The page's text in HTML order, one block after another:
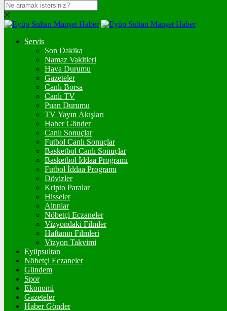
DOLAR
47,7115$% 0.16
EURO
% -0.01
STERLİN
% 0.08
GRAM ALTIN
%0,87
%0,61
BİTCOİN
฿%-0.5
ETHEREUM
%0
TETHER
47.65
$%0
Servis
Son Dakika
Namaz Vakitleri
Hava Durumu
Gazeteler
Canlı Borsa
Canlı TV
Puan Durumu
TV Yayın Akışları
Haber Gönder
Canlı Sonuçlar
Futbol Canlı Sonuçlar
Basketbol Canlı Sonuçlar
Basketbol İddaa Programı
Futbol İddaa Programı
Dövizler
Kripto Paralar
Hisseler
Altınlar
Nöbetçi Eczaneler
Vizyondaki Filmler
Haftanın Filmleri
Vizyon Takvimi
Eyüpsultan
Nöbetçi Eczaneler
Gündem
Spor
Ekonomi
Gazeteler
Haber Gönder
20:37 / CHP EYÜPSULTAN İLÇE ÖRGÜTÜ ÜYELERİ